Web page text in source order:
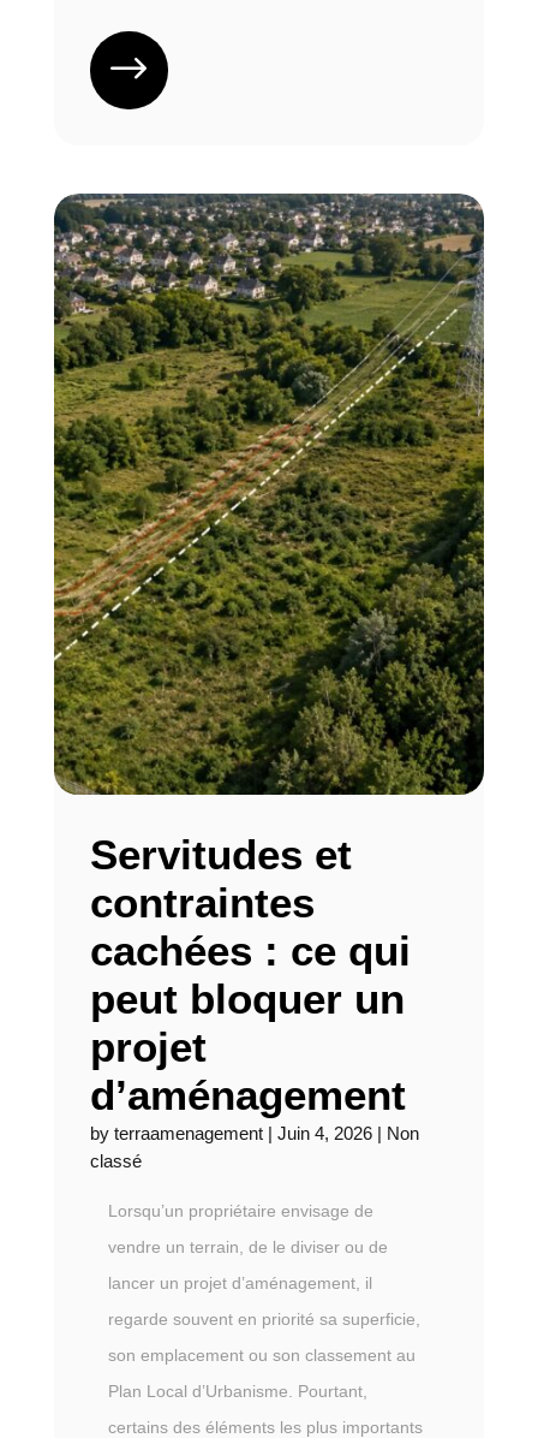
Servitudes et
contraintes
cachées : ce qui
peut bloquer un
projet
d’aménagement
by terraamenagement| Juin 4, 2026| Non
classé
Lorsqu’un propriétaire envisage de
vendre un terrain, de le diviser ou de
lancer un projet d’aménagement, il
regarde souvent en priorité sa superficie,
son emplacement ou son classement au
Plan Local d’Urbanisme. Pourtant,
certains des éléments les plus importants